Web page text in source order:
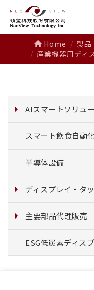
Home 製品
産業機器用ディ
AIスマートソリュ
スマート飲食自動化
半導体設備
ディスプレイ・タ
主要部品代理販売
ESG低炭素ディス